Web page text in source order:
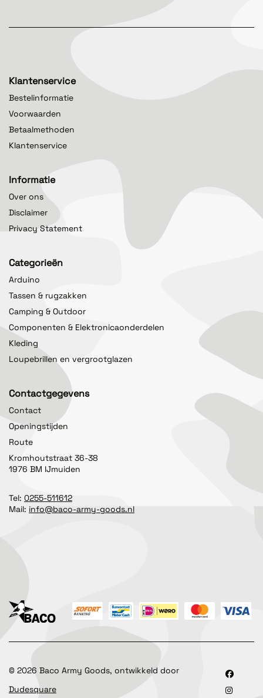
Klantenservice
Bestelinformatie
Voorwaarden
Betaalmethoden
Klantenservice
Informatie
Over ons
Disclaimer
Privacy Statement
Categorieën
Arduino
Tassen & rugzakken
Camping & Outdoor
Componenten & Elektronicaonderdelen
Kleding
Loupebrillen en vergrootglazen
Contactgegevens
Contact
Openingstijden
Route
Kromhoutstraat 36-38
1976 BM IJmuiden
Tel: 0255-511612
Mail: info@baco-army-goods.nl
© 2026 Baco Army Goods, ontwikkeld door
Dudesquare